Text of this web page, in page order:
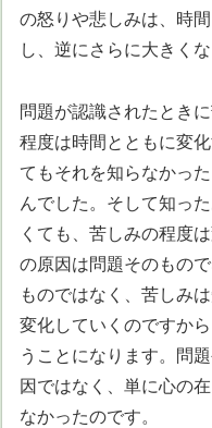
の怒りや悲しみは、時
し、逆にさらに大きく
問題が認識されたとき
程度は時間とともに変
てもそれを知らなかっ
んでした。そして知っ
くても、苦しみの程度
の原因は問題そのもの
ものではなく、苦しみ
変化していくのですか
うことになります。問
因ではなく、単に心の
なかったのです。